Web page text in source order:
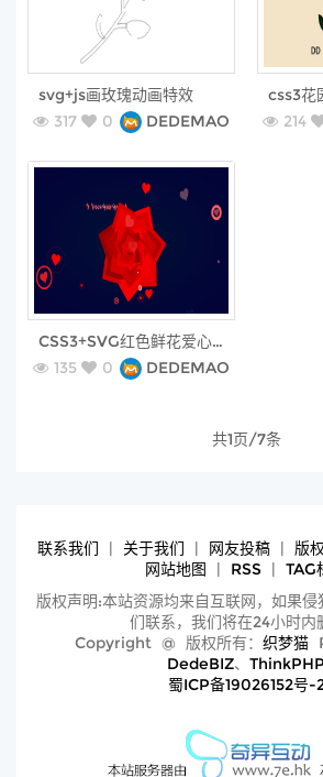
svg+js画玫瑰动画特效
free
317 0 DEDEMAO
css3花
214
CSS3+SVG红色鲜花爱心动画
free
135 0 DEDEMAO
共1页/7条
联系我们 | 关于我们 | 网友投稿| 版
网站地图 | RSS | TAG
版权声明:本站资源均来自互联网，如果
们联系，我们将在24小时内
Copyright @ 版权所有： 织梦猫
DedeBIZ、 ThinkPHP
蜀ICP备19026152号-